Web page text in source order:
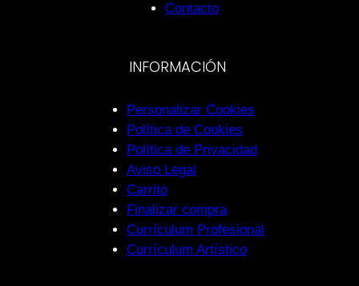
Contacto
INFORMACIÓN
Personalizar Cookies
Política de Cookies
Política de Privacidad
Aviso Legal
Carrito
Finalizar compra
Currículum Profesional
Currículum Artístico